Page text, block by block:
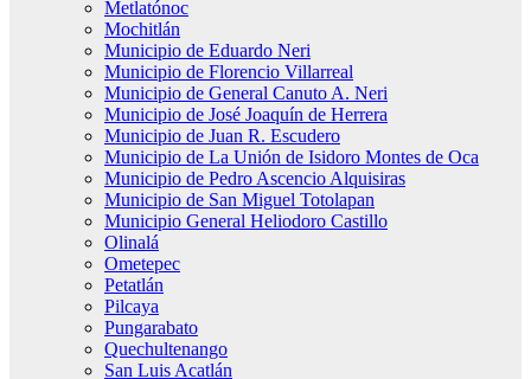
Metlatónoc
Mochitlán
Municipio de Eduardo Neri
Municipio de Florencio Villarreal
Municipio de General Canuto A. Neri
Municipio de José Joaquín de Herrera
Municipio de Juan R. Escudero
Municipio de La Unión de Isidoro Montes de Oca
Municipio de Pedro Ascencio Alquisiras
Municipio de San Miguel Totolapan
Municipio General Heliodoro Castillo
Olinalá
Ometepec
Petatlán
Pilcaya
Pungarabato
Quechultenango
San Luis Acatlán